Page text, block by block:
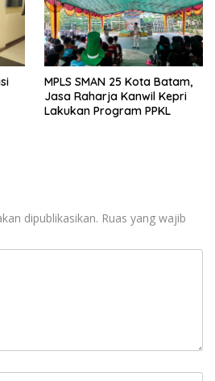
MPLS SMAN 25 Kota Batam,
Jasa Raharja Kanwil Kepri
Lakukan Program PPKL
dipublikasikan. Ruas yang wajib